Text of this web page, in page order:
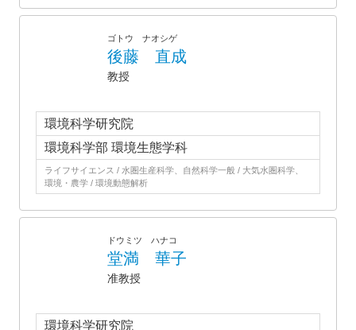
ゴトウ ナオシゲ
後藤 直成
教授
環境科学研究院
環境科学部 環境生態学科
ライフサイエンス / 水圏生産科学、自然科学一般 / 大気水圏科学、
環境・農学 / 環境動態解析
ドウミツ ハナコ
堂満 華子
准教授
環境科学研究院